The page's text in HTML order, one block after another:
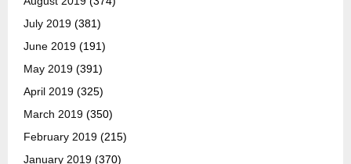
July 2019 (381)
June 2019 (191)
May 2019 (391)
April 2019 (325)
March 2019 (350)
February 2019 (215)
January 2019 (370)